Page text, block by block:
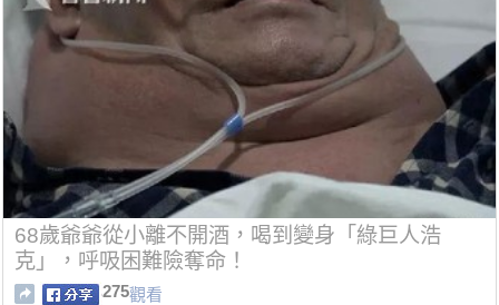
68歲爺爺從小離不開酒，喝到變身「綠巨人浩
克」，呼吸困難險奪命！
275觀看